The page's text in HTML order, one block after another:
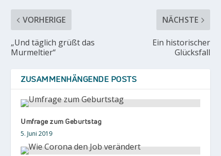
VORHERIGE
„Und täglich grüßt das
Murmeltier“
NÄCHSTE
Ein historischer
Glücksfall
ZUSAMMENHÄNGENDE POSTS
Umfrage zum Geburtstag
5. Juni 2019